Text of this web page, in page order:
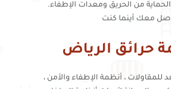
من الحريق ومعدات الإطفاء.
معك أينما كنت
حرائق الرياض
، أنظمة الإطفاء والأمن ،